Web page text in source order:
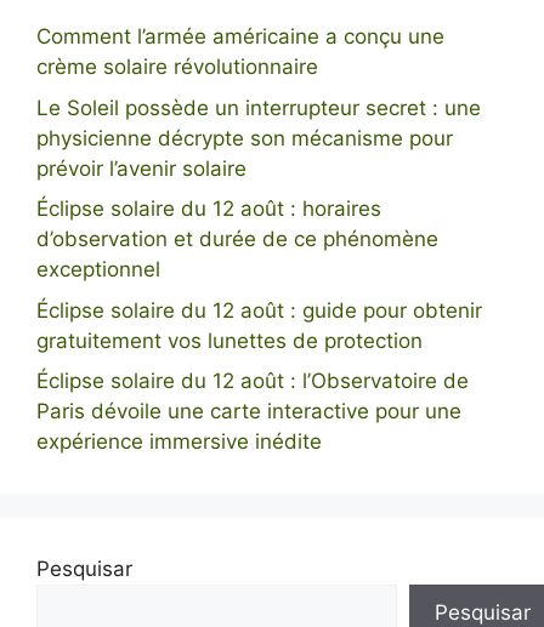
Comment l’armée américaine a conçu une
crème solaire révolutionnaire
Le Soleil possède un interrupteur secret : une
physicienne décrypte son mécanisme pour
prévoir l’avenir solaire
Éclipse solaire du 12 août : horaires
d’observation et durée de ce phénomène
exceptionnel
Éclipse solaire du 12 août : guide pour obtenir
gratuitement vos lunettes de protection
Éclipse solaire du 12 août : l’Observatoire de
Paris dévoile une carte interactive pour une
expérience immersive inédite
Pesquisar
Pesquisar